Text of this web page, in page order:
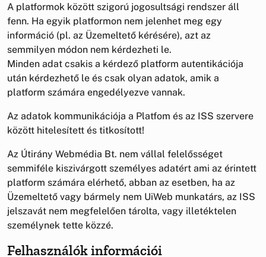
A platformok között szigorú jogosultsági rendszer áll
fenn. Ha egyik platformon nem jelenhet meg egy
információ (pl. az Üzemeltető kérésére), azt az
semmilyen módon nem kérdezheti le.
Minden adat csakis a kérdező platform autentikációja
után kérdezhető le és csak olyan adatok, amik a
platform számára engedélyezve vannak.
Az adatok kommunikációja a Platfom és az ISS szervere
között hitelesített és titkosított!
Az Útirány Webmédia Bt. nem vállal felelősséget
semmiféle kiszivárgott személyes adatért ami az érintett
platform számára elérhető, abban az esetben, ha az
Üzemeltető vagy bármely nem UiWeb munkatárs, az ISS
jelszavát nem megfelelően tárolta, vagy illetéktelen
személynek tette közzé.
Felhasználók információi